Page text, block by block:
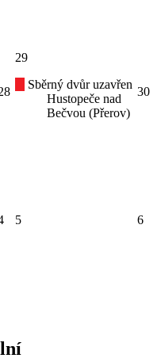
29
Sběrný dvůr uzavřen
Hustopeče nad
Bečvou (Přerov)
30
5 6